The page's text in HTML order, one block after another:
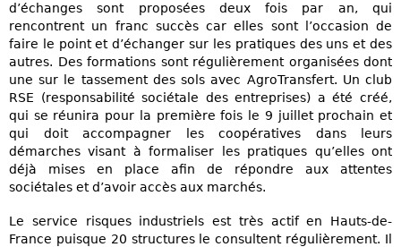
d’échanges sont proposées deux fois par an, qui
rencontrent un franc succès car elles sont l’occasion de
faire le point et d’échanger sur les pratiques des uns et des
autres. Des formations sont régulièrement organisées dont
une sur le tassement des sols avec AgroTransfert. Un club
RSE (responsabilité sociétale des entreprises) a été créé,
qui se réunira pour la première fois le 9 juillet prochain et
qui doit accompagner les coopératives dans leurs
démarches visant à formaliser les pratiques qu’elles ont
déjà mises en place afin de répondre aux attentes
sociétales et d’avoir accès aux marchés.
Le service risques industriels est très actif en Hauts-de-
France puisque 20 structures le consultent régulièrement. Il